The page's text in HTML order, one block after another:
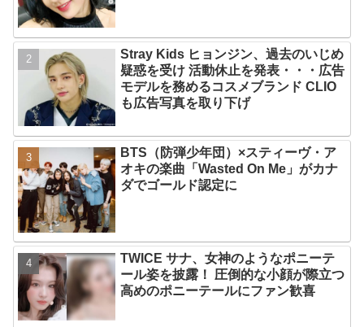
Stray Kids ヒョンジン、過去のいじめ
疑惑を受け 活動休止を発表・・・広告
モデルを務めるコスメブランド CLIO
も広告写真を取り下げ
BTS（防弾少年団）×スティーヴ・ア
オキの楽曲「Wasted On Me」がカナ
ダでゴールド認定に
TWICE サナ、女神のようなポニーテ
ール姿を披露！ 圧倒的な小顔が際立つ
高めのポニーテールにファン歓喜